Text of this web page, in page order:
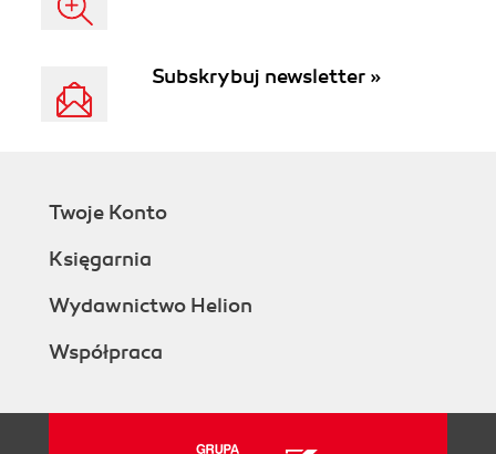
Subskrybuj newsletter »
Twoje Konto
Księgarnia
Wydawnictwo Helion
Współpraca